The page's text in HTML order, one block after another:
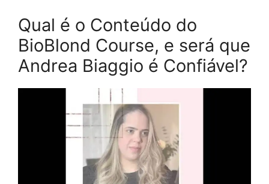
Qual é o Conteúdo do
BioBlond Course, e será que
Andrea Biaggio é Confiável?